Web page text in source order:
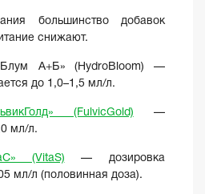
большинство добавок
снижают.
A+Б» (HydroBloom) —
до 1,0–1,5 мл/л.
(FulvicGold) —
мл/л.
(VitaS) — дозировка
мл/л (половинная доза).